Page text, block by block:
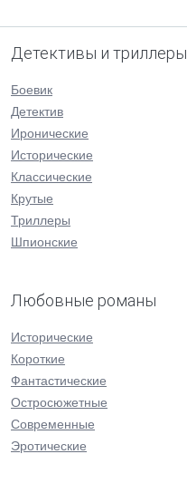
Детективы и триллеры
Боевик
Детектив
Иронические
Исторические
Классические
Крутые
Триллеры
Шпионские
Любовные романы
Исторические
Короткие
Фантастические
Остросюжетные
Современные
Эротические